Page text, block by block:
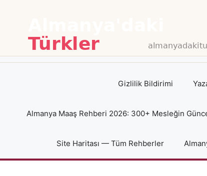
Gizlilik Bildirimi
Almanya Maaş Rehberi 2026: 300+ Mesleğin
Site Haritası — Tüm Rehberler